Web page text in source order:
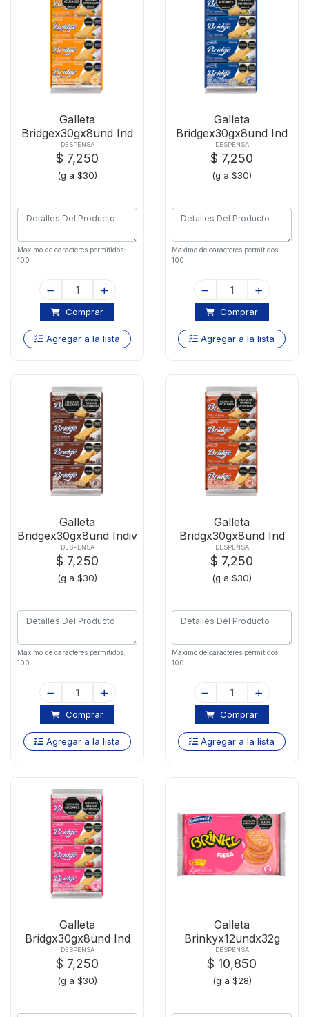
Galleta
Bridgex30gx8und Ind
Naranja
DESPENSA
$ 7,250
(g a $30)
Maximo de caracteres permitidos:
100
Comprar
Agregar a la lista
Galleta
Bridgex30gx8und Ind
Vainilla
DESPENSA
$ 7,250
(g a $30)
Maximo de caracteres permitidos:
100
Comprar
Agregar a la lista
Galleta
Bridgex30gx8und Indiv
Chocolate
DESPENSA
$ 7,250
(g a $30)
Maximo de caracteres permitidos:
100
Comprar
Agregar a la lista
Galleta
Bridgx30gx8und Ind
Areq
DESPENSA
$ 7,250
(g a $30)
Maximo de caracteres permitidos:
100
Comprar
Agregar a la lista
Galleta
Bridgx30gx8und Ind
Fresa
DESPENSA
$ 7,250
(g a $30)
Galleta
Brinkyx12undx32g
Fresa
DESPENSA
$ 10,850
(g a $28)